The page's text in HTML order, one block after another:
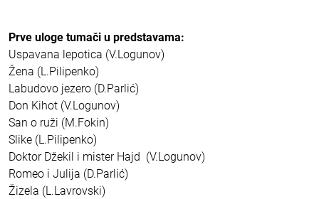
Prve uloge tumači u predstavama:
Uspavana lepotica (V.Logunov)
Žena (L.Pilipenko)
Labudovo jezero (D.Parlić)
Don Kihot (V.Logunov)
San o ruži (M.Fokin)
Slike (L.Pilipenko)
Doktor Džekil i mister Hajd (V.Logunov)
Romeo i Julija (D.Parlić)
Žizela (L.Lavrovski)